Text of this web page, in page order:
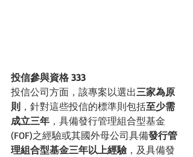
投信參與資格 333
投信公司方面，該專案以選出三家為原
則 ，針對這些投信的標準則包括至少需
成立三年 ，具備發行管理組合型基金
(FOF)之經驗或其國外母公司具備發行管
理組合型基金三年以上經驗 ，及具備發